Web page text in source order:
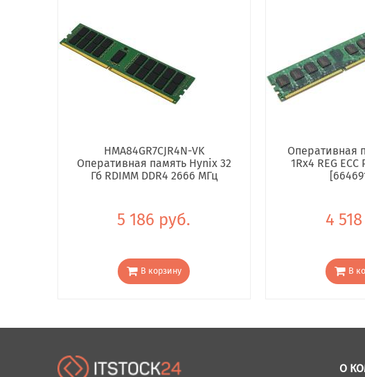
HMA84GR7CJR4N-VK
Оперативная память Hynix 32
Гб RDIMM DDR4 2666 МГц
5 186 руб.
В корзину
Оперативная
1Rx4 REG ECC
4
В
О